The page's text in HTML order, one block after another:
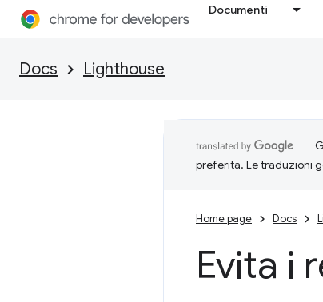
Documenti
Docs Lighthouse
preferita. Le traduzioni
Home page Docs
Evita i